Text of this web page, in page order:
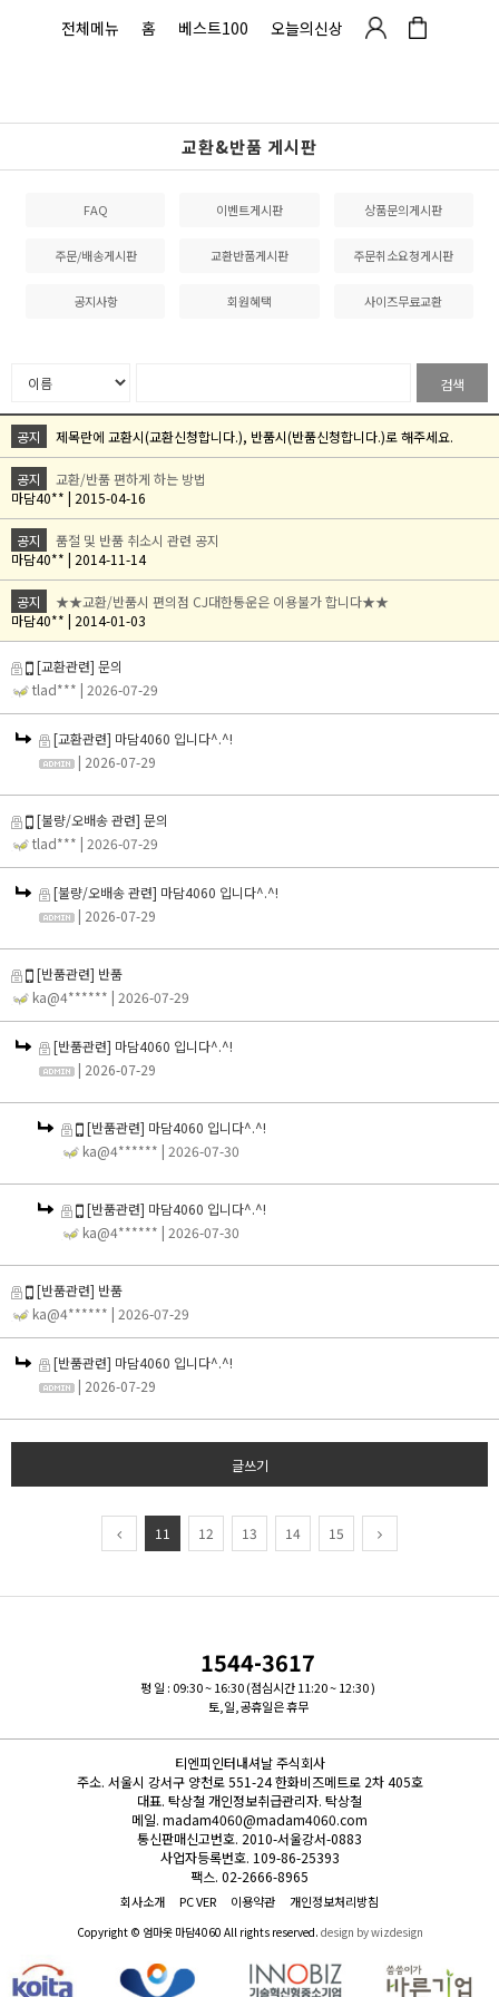
전체메뉴 홈 베스트100 오늘의신상
교환&반품 게시판
FAQ 이벤트게시판 상품문의게시판
주문/배송게시판 교환반품게시판 주문취소요청게시판
공지사항 회원혜택 사이즈무료교환
검색
공지 제목란에 교환시(교환신청합니다.), 반품시(반품신청합니다.)로 해주세요.
공지
교환/반품 편하게 하는 방법
마담40** | 2015-04-16
공지
품절 및 반품 취소시 관련 공지
마담40** | 2014-11-14
공지
★★교환/반품시 편의점 CJ대한통운은 이용불가 합니다★★
마담40** | 2014-01-03
[교환관련] 문의
tlad*** | 2026-07-29
[교환관련] 마담4060 입니다^.^!
| 2026-07-29
[불량/오배송 관련] 문의
tlad*** | 2026-07-29
[불량/오배송 관련] 마담4060 입니다^.^!
| 2026-07-29
[반품관련] 반품
ka@4****** | 2026-07-29
[반품관련] 마담4060 입니다^.^!
| 2026-07-29
[반품관련] 마담4060 입니다^.^!
ka@4****** | 2026-07-30
[반품관련] 마담4060 입니다^.^!
ka@4****** | 2026-07-30
[반품관련] 반품
ka@4****** | 2026-07-29
[반품관련] 마담4060 입니다^.^!
| 2026-07-29
글쓰기
11 12 13 14 15
1544-3617
평 일 : 09:30 ~ 16:30 (점심시간 11:20 ~ 12:30 )
토,일,공휴일은 휴무
티엔피인터내셔날 주식회사
주소. 서울시 강서구 양천로 551-24 한화비즈메트로 2차 405호
대표. 탁상철 개인정보취급관리자. 탁상철
메일. madam4060@madam4060.com
통신판매신고번호. 2010-서울강서-0883
사업자등록번호. 109-86-25393
팩스. 02-2666-8965
회사소개 PC VER 이용약관 개인정보처리방침
Copyright © 엄마옷 마담4060 All rights reserved. design by wizdesign